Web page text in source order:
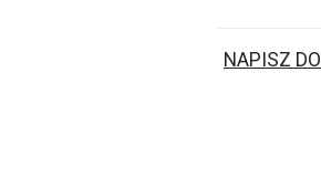
NAPISZ